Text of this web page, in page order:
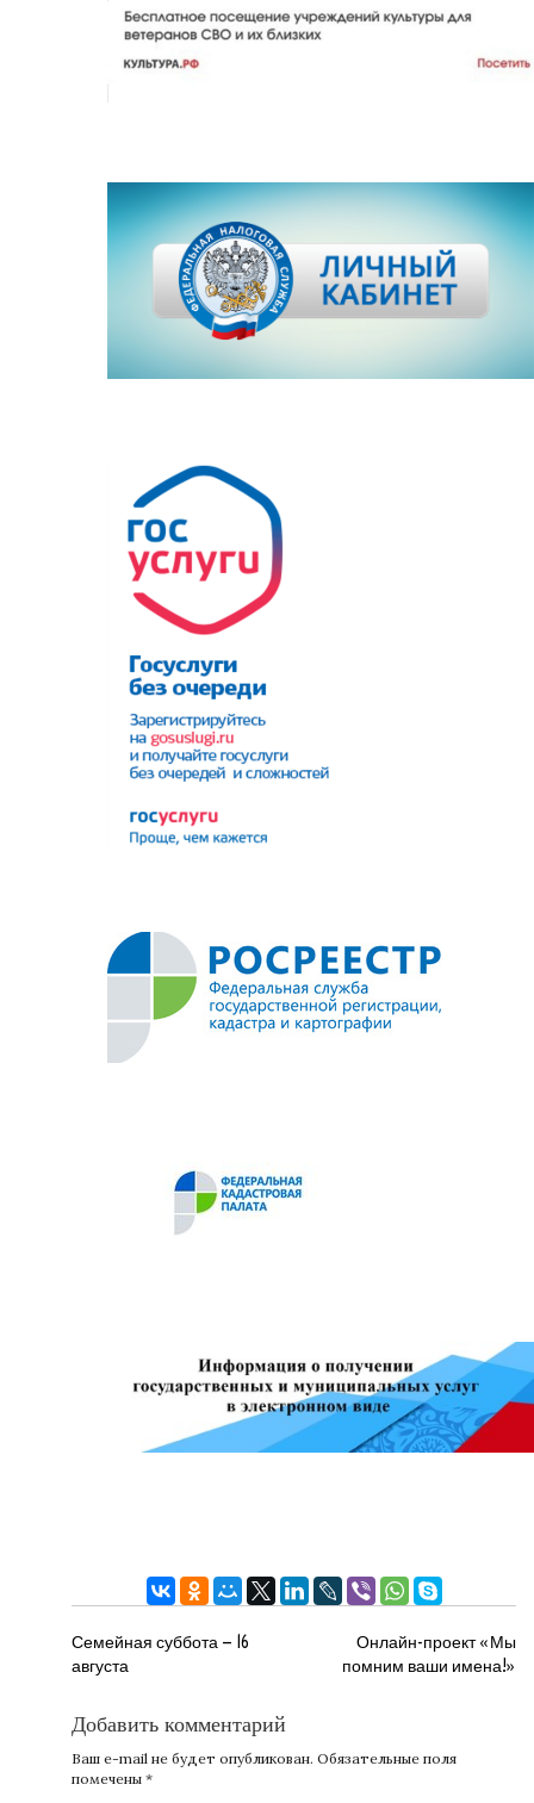
НАВИГАЦИЯ
ПО
ЗАПИСЯМ
Семейная суббота — 16
августа
Онлайн-проект «Мы
помним ваши имена!»
Добавить комментарий
Ваш e-mail не будет опубликован. Обязательные поля
помечены *